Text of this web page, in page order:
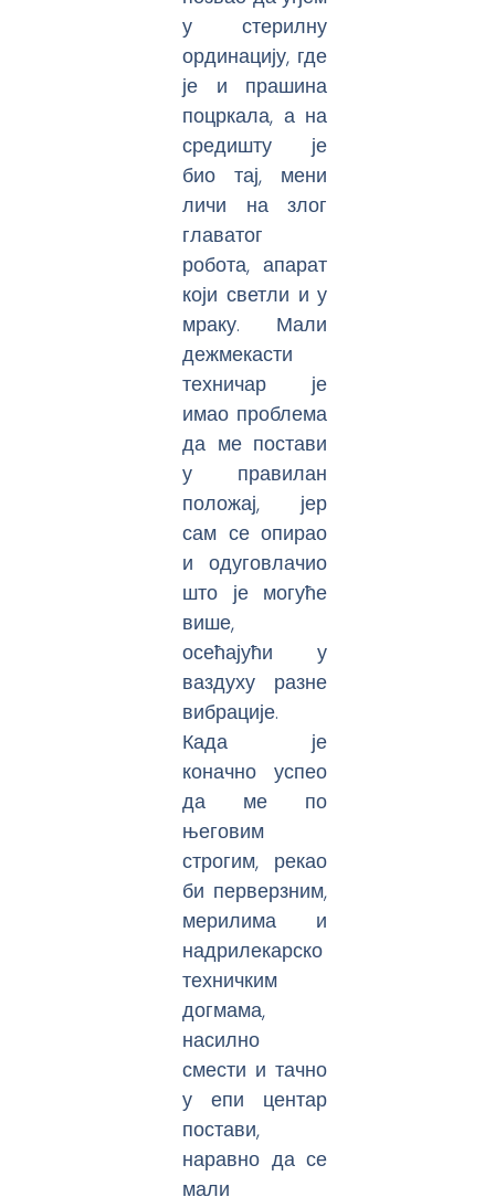
у стерилну
ординацију, где
је и прашина
поцркала, а на
средишту је
био тај, мени
личи на злог
главатог
робота, апарат
који светли и у
мраку. Мали
дежмекасти
техничар је
имао проблема
да ме постави
у правилан
положај, јер
сам се опирао
и одуговлачио
што је могуће
више,
осећајући у
ваздуху разне
вибрације.
Када је
коначно успео
да ме по
његовим
строгим, рекао
би перверзним,
мерилима и
надрилекарско
техничким
догмама,
насилно
смести и тачно
у епи центар
постави,
наравно да се
мали